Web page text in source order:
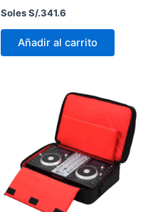
Soles S/.341.6
Añadir al carrito